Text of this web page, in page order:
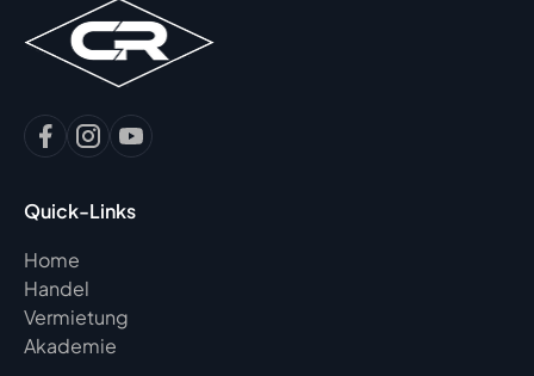
Quick-Links
Home
Handel
Vermietung
Akademie